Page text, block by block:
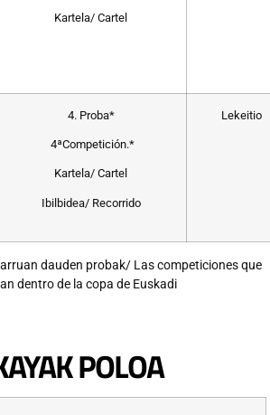
Kartela/ Cartel
4. Proba*
4ªCompetición.*
Kartela/ Cartel
Ibilbidea/ Recorrido
Lekeitio
dauden probak/ Las competiciones que
dentro de la copa de Euskadi
POLOA